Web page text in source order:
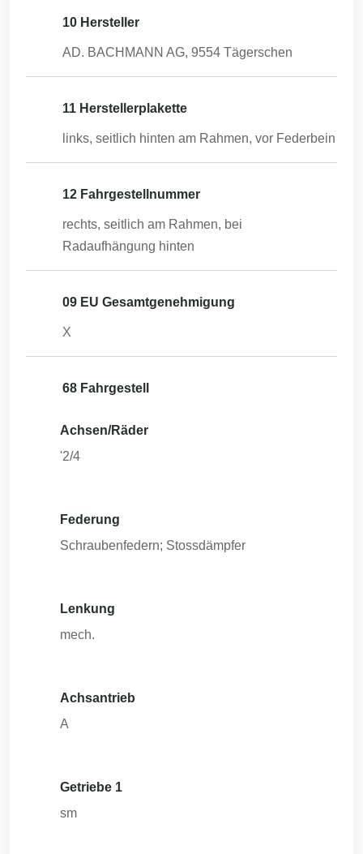
10 Hersteller
AD. BACHMANN AG, 9554 Tägerschen
11 Herstellerplakette
links, seitlich hinten am Rahmen, vor Federbein
12 Fahrgestellnummer
rechts, seitlich am Rahmen, bei
Radaufhängung hinten
09 EU Gesamtgenehmigung
X
68 Fahrgestell
Achsen/Räder
'2/4
Federung
Schraubenfedern; Stossdämpfer
Lenkung
mech.
Achsantrieb
A
Getriebe 1
sm